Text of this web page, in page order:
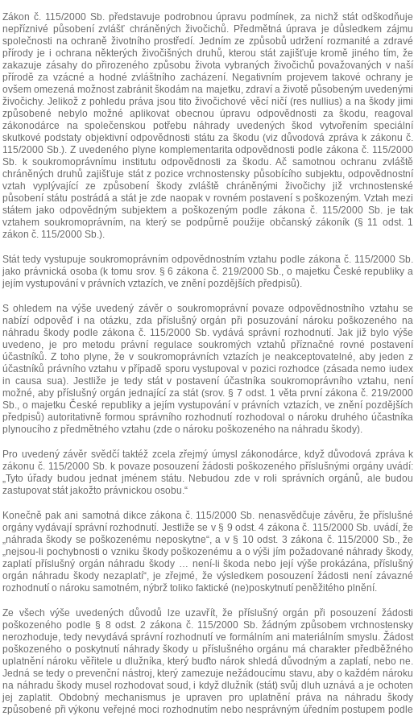
Zákon č. 115/2000 Sb. představuje podrobnou úpravu podmínek, za nichž stát odškodňuje
nepříznivé působení zvlášť chráněných živočichů. Předmětná úprava je důsledkem zájmu
společnosti na ochraně životního prostředí. Jedním ze způsobů udržení rozmanité a zdravé
přírody je i ochrana některých živočišných druhů, kterou stát zajišťuje kromě jiného tím, že
zakazuje zásahy do přirozeného způsobu života vybraných živočichů považovaných v naší
přírodě za vzácné a hodné zvláštního zacházení. Negativním projevem takové ochrany je
ovšem omezená možnost zabránit škodám na majetku, zdraví a životě působeným uvedenými
živočichy. Jelikož z pohledu práva jsou tito živočichové věcí ničí (res nullius) a na škody jimi
způsobené nebylo možné aplikovat obecnou úpravu odpovědnosti za škodu, reagoval
zákonodárce na společenskou potřebu náhrady uvedených škod vytvořením speciální
skutkové podstaty objektivní odpovědnosti státu za škodu (viz důvodová zpráva k zákonu č.
115/2000 Sb.). Z uvedeného plyne komplementarita odpovědnosti podle zákona č. 115/2000
Sb. k soukromoprávnímu institutu odpovědnosti za škodu. Ač samotnou ochranu zvláště
chráněných druhů zajišťuje stát z pozice vrchnostensky působícího subjektu, odpovědnostní
vztah vyplývající ze způsobení škody zvláště chráněnými živočichy již vrchnostenské
působení státu postrádá a stát je zde naopak v rovném postavení s poškozeným. Vztah mezi
státem jako odpovědným subjektem a poškozeným podle zákona č. 115/2000 Sb. je tak
vztahem soukromoprávním, na který se podpůrně použije občanský zákoník (§ 11 odst. 1
zákon č. 115/2000 Sb.).
Stát tedy vystupuje soukromoprávním odpovědnostním vztahu podle zákona č. 115/2000 Sb.
jako právnická osoba (k tomu srov. § 6 zákona č. 219/2000 Sb., o majetku České republiky a
jejím vystupování v právních vztazích, ve znění pozdějších předpisů).
S ohledem na výše uvedený závěr o soukromoprávní povaze odpovědnostního vztahu se
nabízí odpověď i na otázku, zda příslušný orgán při posuzování nároku poškozeného na
náhradu škody podle zákona č. 115/2000 Sb. vydává správní rozhodnutí. Jak již bylo výše
uvedeno, je pro metodu právní regulace soukromých vztahů příznačné rovné postavení
účastníků. Z toho plyne, že v soukromoprávních vztazích je neakceptovatelné, aby jeden z
účastníků právního vztahu v případě sporu vystupoval v pozici rozhodce (zásada nemo iudex
in causa sua). Jestliže je tedy stát v postavení účastníka soukromoprávního vztahu, není
možné, aby příslušný orgán jednající za stát (srov. § 7 odst. 1 věta první zákona č. 219/2000
Sb., o majetku České republiky a jejím vystupování v právních vztazích, ve znění pozdějších
předpisů) autoritativně formou správního rozhodnutí rozhodoval o nároku druhého účastníka
plynoucího z předmětného vztahu (zde o nároku poškozeného na náhradu škody).
Pro uvedený závěr svědčí taktéž zcela zřejmý úmysl zákonodárce, když důvodová zpráva k
zákonu č. 115/2000 Sb. k povaze posouzení žádosti poškozeného příslušnými orgány uvádí:
„Tyto úřady budou jednat jménem státu. Nebudou zde v roli správních orgánů, ale budou
zastupovat stát jakožto právnickou osobu.“
Konečně pak ani samotná dikce zákona č. 115/2000 Sb. nenasvědčuje závěru, že příslušné
orgány vydávají správní rozhodnutí. Jestliže se v § 9 odst. 4 zákona č. 115/2000 Sb. uvádí, že
„náhrada škody se poškozenému neposkytne“, a v § 10 odst. 3 zákona č. 115/2000 Sb., že
„nejsou-li pochybnosti o vzniku škody poškozenému a o výši jím požadované náhrady škody,
zaplatí příslušný orgán náhradu škody … není-li škoda nebo její výše prokázána, příslušný
orgán náhradu škody nezaplatí“, je zřejmé, že výsledkem posouzení žádosti není závazné
rozhodnutí o nároku samotném, nýbrž toliko faktické (ne)poskytnutí peněžitého plnění.
Ze všech výše uvedených důvodů lze uzavřít, že příslušný orgán při posouzení žádosti
poškozeného podle § 8 odst. 2 zákona č. 115/2000 Sb. žádným způsobem vrchnostensky
nerozhoduje, tedy nevydává správní rozhodnutí ve formálním ani materiálním smyslu. Žádost
poškozeného o poskytnutí náhrady škody u příslušného orgánu má charakter předběžného
uplatnění nároku věřitele u dlužníka, který buďto nárok shledá důvodným a zaplatí, nebo ne.
Jedná se tedy o prevenční nástroj, který zamezuje nežádoucímu stavu, aby o každém nároku
na náhradu škody musel rozhodovat soud, i když dlužník (stát) svůj dluh uznává a je ochoten
jej zaplatit. Obdobný mechanismus je upraven pro uplatnění práva na náhradu škody
způsobené při výkonu veřejné moci rozhodnutím nebo nesprávným úředním postupem podle